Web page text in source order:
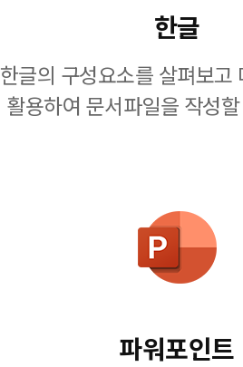
한글
한글의 구성요소를 살펴보고
활용하여 문서파일을 작성
파워포인트